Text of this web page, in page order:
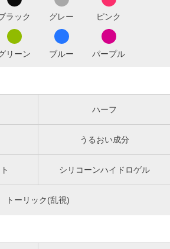
ラック グレー ピンク
リーン ブルー パープル
ハーフ
うるおい成分
シリコーンハイドロゲル
トーリック(乱視)